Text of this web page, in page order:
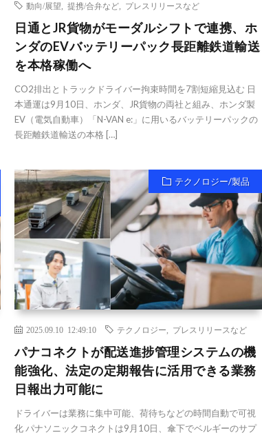
動向/展望
,提携/合弁など プレスリリースなど
日通とJR貨物がモーダルシフトで連携、ホ
ンダのEVバッテリーパック長距離鉄道輸送
を本格稼働へ
CO2排出とトラックドライバー拘束時間を7割短縮見込む 日
本通運は9月10日、ホンダ、JR貨物の両社と組み、ホンダ製
EV（電気自動車）「N-VAN e:」に用いるバッテリーパックの
長距離鉄道輸送の本格 […]
テクノロジー/製品
2025.09.10 12:49:10 テクノロジー プレスリリースなど
パナコネクトが配送進捗管理システムの機
能強化、法定の定期報告に活用できる業務
日報出力可能に
ドライバーは業務に集中可能、荷待ちなどの時間自動で可視
化 パナソニックコネクトは9月10日、傘下でベルギーのサプ